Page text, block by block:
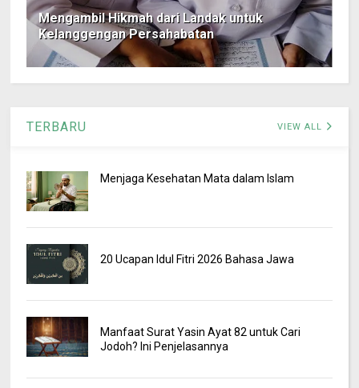
Mengambil Hikmah dari Landak untuk
Kelanggengan Persahabatan
TERBARU VIEW ALL
Menjaga Kesehatan Mata dalam Islam
20 Ucapan Idul Fitri 2026 Bahasa Jawa
Manfaat Surat Yasin Ayat 82 untuk Cari
Jodoh? Ini Penjelasannya